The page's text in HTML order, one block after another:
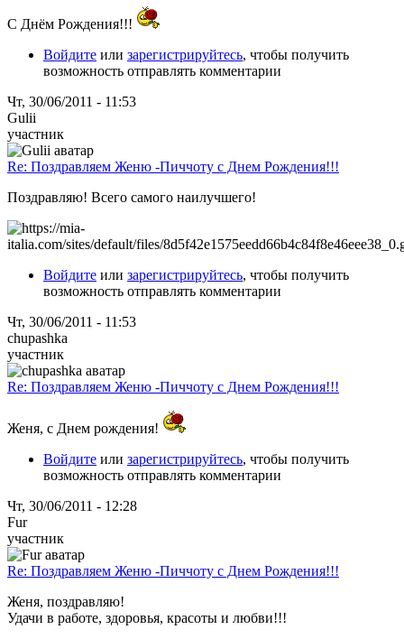
С Днём Рождения!!!
Войдите или зарегистрируйтесь, чтобы получить
возможность отправлять комментарии
Чт, 30/06/2011 - 11:53
Gulii
участник
Re: Поздравляем Женю -Пиччоту с Днем Рождения!!!
Поздравляю! Всего самого наилучшего!
Войдите или зарегистрируйтесь, чтобы получить
возможность отправлять комментарии
Чт, 30/06/2011 - 11:53
chupashka
участник
Re: Поздравляем Женю -Пиччоту с Днем Рождения!!!
Женя, с Днем рождения!
Войдите или зарегистрируйтесь, чтобы получить
возможность отправлять комментарии
Чт, 30/06/2011 - 12:28
Fur
участник
Re: Поздравляем Женю -Пиччоту с Днем Рождения!!!
Женя, поздравляю!
Удачи в работе, здоровья, красоты и любви!!!